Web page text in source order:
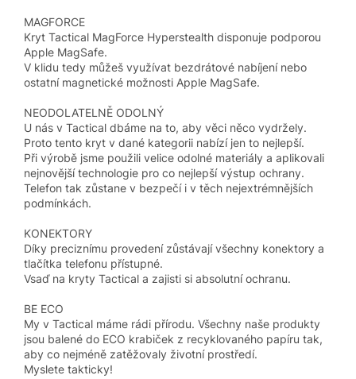
MAGFORCE
Kryt Tactical MagForce Hyperstealth disponuje podporou
Apple MagSafe.
V klidu tedy můžeš využívat bezdrátové nabíjení nebo
ostatní magnetické možnosti Apple MagSafe.
NEODOLATELNĚ ODOLNÝ
U nás v Tactical dbáme na to, aby věci něco vydržely.
Proto tento kryt v dané kategorii nabízí jen to nejlepší.
Při výrobě jsme použili velice odolné materiály a aplikovali
nejnovější technologie pro co nejlepší výstup ochrany.
Telefon tak zůstane v bezpečí i v těch nejextrémnějších
podmínkách.
KONEKTORY
Díky preciznímu provedení zůstávají všechny konektory a
tlačítka telefonu přístupné.
Vsaď na kryty Tactical a zajisti si absolutní ochranu.
BE ECO
My v Tactical máme rádi přírodu. Všechny naše produkty
jsou balené do ECO krabiček z recyklovaného papíru tak,
aby co nejméně zatěžovaly životní prostředí.
Myslete takticky!